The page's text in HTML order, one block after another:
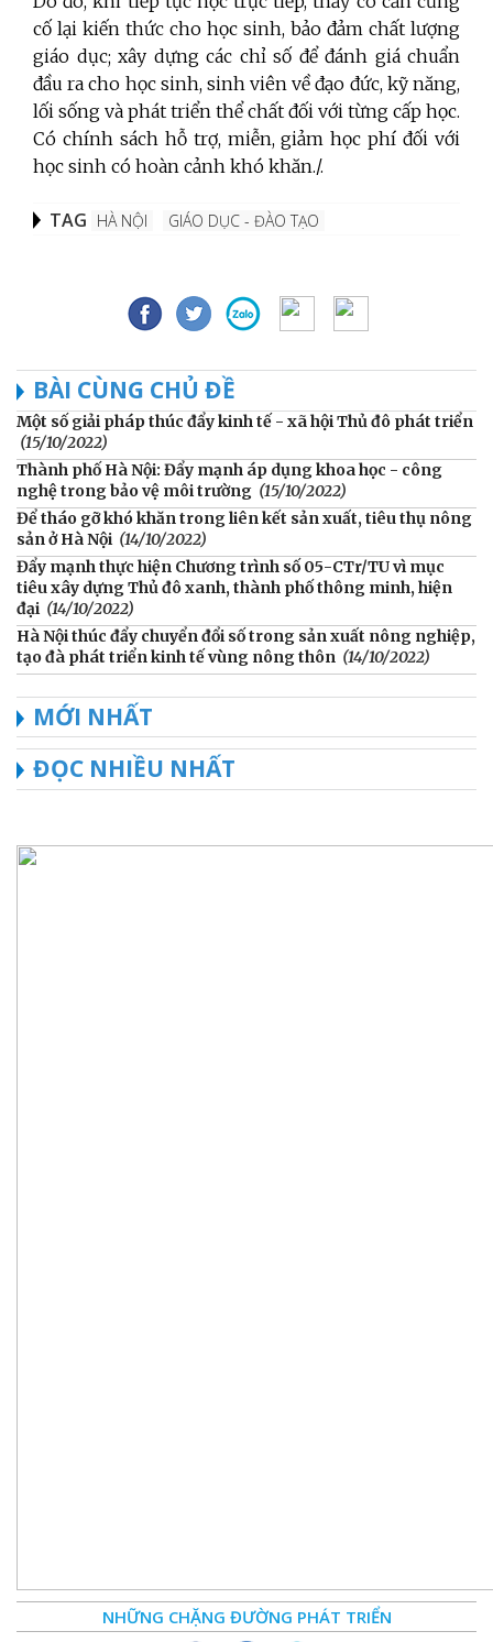
cố lại kiến thức cho học sinh, bảo đảm chất lượng
giáo dục; xây dựng các chỉ số để đánh giá chuẩn
đầu ra cho học sinh, sinh viên về đạo đức, kỹ năng,
lối sống và phát triển thể chất đối với từng cấp học.
Có chính sách hỗ trợ, miễn, giảm học phí đối với
học sinh có hoàn cảnh khó khăn./.
TAG HÀ NỘI GIÁO DỤC - ĐÀO TẠO
BÀI CÙNG CHỦ ĐỀ
Một số giải pháp thúc đẩy kinh tế - xã hội Thủ đô phát triển
(15/10/2022)
Thành phố Hà Nội: Đẩy mạnh áp dụng khoa học - công
nghệ trong bảo vệ môi trường (15/10/2022)
Để tháo gỡ khó khăn trong liên kết sản xuất, tiêu thụ nông
sản ở Hà Nội (14/10/2022)
Đẩy mạnh thực hiện Chương trình số 05-CTr/TU vì mục
tiêu xây dựng Thủ đô xanh, thành phố thông minh, hiện
đại (14/10/2022)
Hà Nội thúc đẩy chuyển đổi số trong sản xuất nông nghiệp,
tạo đà phát triển kinh tế vùng nông thôn (14/10/2022)
MỚI NHẤT
ĐỌC NHIỀU NHẤT
NHỮNG CHẶNG ĐƯỜNG PHÁT TRIỂN